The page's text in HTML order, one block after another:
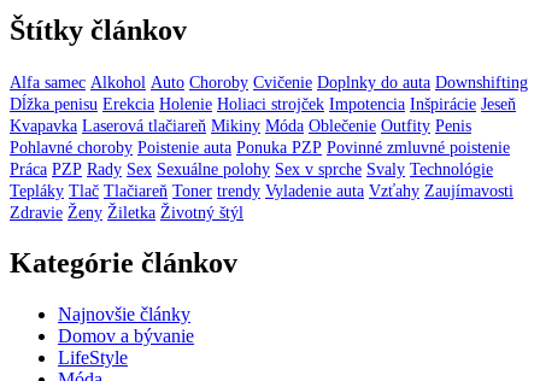
Štítky článkov
Alfa samec Alkohol Auto Choroby Cvičenie Doplnky do auta Downshifting
Dĺžka penisu Erekcia Holenie Holiaci strojček Impotencia Inšpirácie Jeseň
Kvapavka Laserová tlačiareň Mikiny Móda Oblečenie Outfity Penis
Pohlavné choroby Poistenie auta Ponuka PZP Povinné zmluvné poistenie
Práca PZP Rady Sex Sexuálne polohy Sex v sprche Svaly Technológie
Tepláky Tlač Tlačiareň Toner trendy Vyladenie auta Vzťahy Zaujímavosti
Zdravie Ženy Žiletka Životný štýl
Kategórie článkov
Najnovšie články
Domov a bývanie
LifeStyle